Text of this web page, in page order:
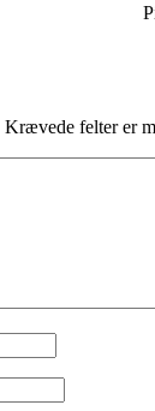
Krævede felter er